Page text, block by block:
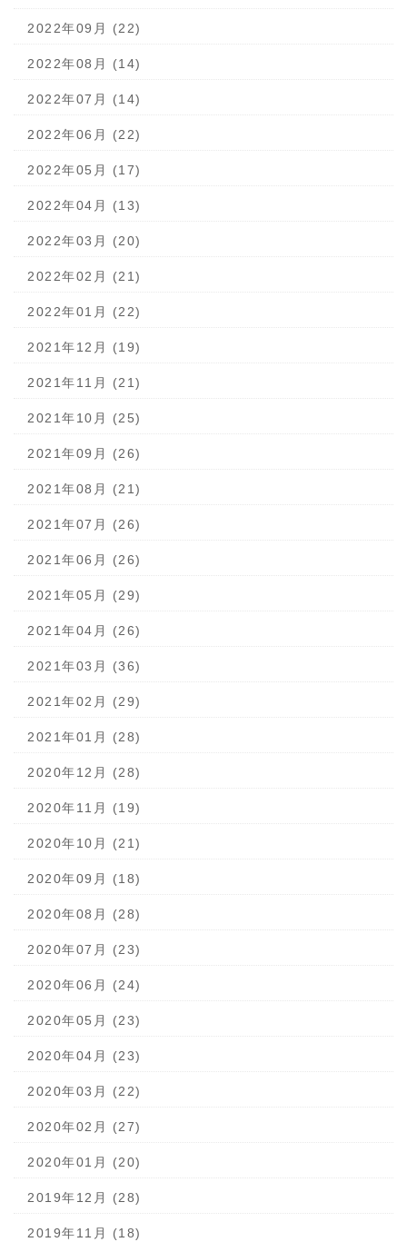
2022年09月 (22)
2022年08月 (14)
2022年07月 (14)
2022年06月 (22)
2022年05月 (17)
2022年04月 (13)
2022年03月 (20)
2022年02月 (21)
2022年01月 (22)
2021年12月 (19)
2021年11月 (21)
2021年10月 (25)
2021年09月 (26)
2021年08月 (21)
2021年07月 (26)
2021年06月 (26)
2021年05月 (29)
2021年04月 (26)
2021年03月 (36)
2021年02月 (29)
2021年01月 (28)
2020年12月 (28)
2020年11月 (19)
2020年10月 (21)
2020年09月 (18)
2020年08月 (28)
2020年07月 (23)
2020年06月 (24)
2020年05月 (23)
2020年04月 (23)
2020年03月 (22)
2020年02月 (27)
2020年01月 (20)
2019年12月 (28)
2019年11月 (18)